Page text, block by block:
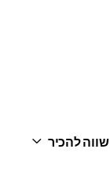
שווה להכיר